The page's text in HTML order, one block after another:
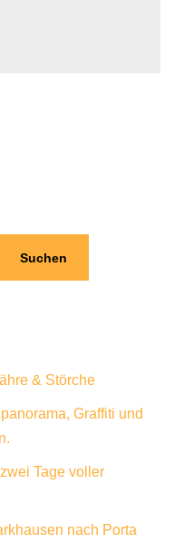
Suchen
& Störche
Graffiti und
Tage voller
nach Porta